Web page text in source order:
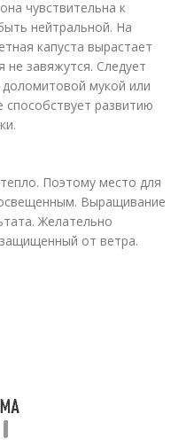
чувствительна к
нейтральной. На
капуста вырастает
не завяжутся. Следует
доломитовой мукой или
способствует развитию
Поэтому место для
Выращивание
Желательно
от ветра.